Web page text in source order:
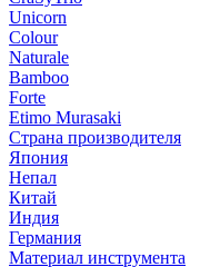
Unicorn
Colour
Naturale
Bamboo
Forte
Etimo Murasaki
Страна производителя
Япония
Непал
Китай
Индия
Германия
Материал инструмента